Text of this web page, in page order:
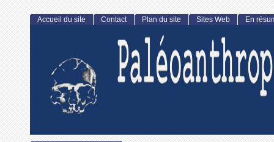
Accueil du site Contact Plan du site Sites Web En